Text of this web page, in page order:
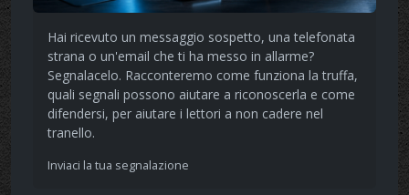
Hai ricevuto un messaggio sospetto, una telefonata
strana o un'email che ti ha messo in allarme?
Segnalacelo. Racconteremo come funziona la truffa,
quali segnali possono aiutare a riconoscerla e come
difendersi, per aiutare i lettori a non cadere nel
tranello.
Inviaci la tua segnalazione